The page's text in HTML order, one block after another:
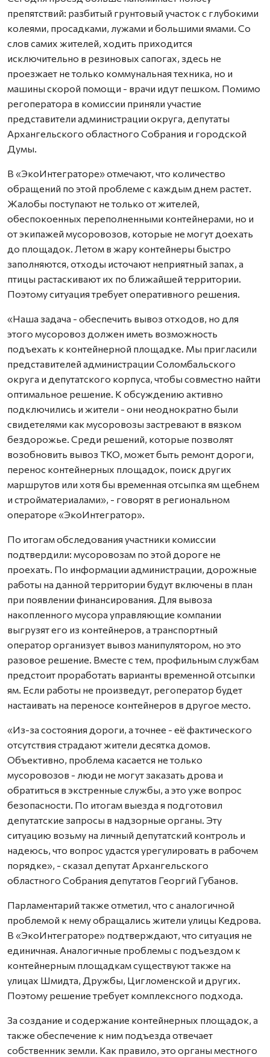
препятствий: разбитый грунтовый участок с глубокими
колеями, просадками, лужами и большими ямами. Со
слов самих жителей, ходить приходится
исключительно в резиновых сапогах, здесь не
проезжает не только коммунальная техника, но и
машины скорой помощи - врачи идут пешком. Помимо
регоператора в комиссии приняли участие
представители администрации округа, депутаты
Архангельского областного Собрания и городской
Думы.
В «ЭкоИнтеграторе» отмечают, что количество
обращений по этой проблеме с каждым днем растет.
Жалобы поступают не только от жителей,
обеспокоенных переполненными контейнерами, но и
от экипажей мусоровозов, которые не могут доехать
до площадок. Летом в жару контейнеры быстро
заполняются, отходы источают неприятный запах, а
птицы растаскивают их по ближайшей территории.
Поэтому ситуация требует оперативного решения.
«Наша задача - обеспечить вывоз отходов, но для
этого мусоровоз должен иметь возможность
подъехать к контейнерной площадке. Мы пригласили
представителей администрации Соломбальского
округа и депутатского корпуса, чтобы совместно найти
оптимальное решение. К обсуждению активно
подключились и жители - они неоднократно были
свидетелями как мусоровозы застревают в вязком
бездорожье. Среди решений, которые позволят
возобновить вывоз ТКО, может быть ремонт дороги,
перенос контейнерных площадок, поиск других
маршрутов или хотя бы временная отсыпка ям щебнем
и стройматериалами», - говорят в региональном
операторе «ЭкоИнтегратор».
По итогам обследования участники комиссии
подтвердили: мусоровозам по этой дороге не
проехать. По информации администрации, дорожные
работы на данной территории будут включены в план
при появлении финансирования. Для вывоза
накопленного мусора управляющие компании
выгрузят его из контейнеров, а транспортный
оператор организует вывоз манипулятором, но это
разовое решение. Вместе с тем, профильным службам
предстоит проработать варианты временной отсыпки
ям. Если работы не произведут, регоператор будет
настаивать на переносе контейнеров в другое место.
«Из-за состояния дороги, а точнее - её фактического
отсутствия страдают жители десятка домов.
Объективно, проблема касается не только
мусоровозов - люди не могут заказать дрова и
обратиться в экстренные службы, а это уже вопрос
безопасности. По итогам выезда я подготовил
депутатские запросы в надзорные органы. Эту
ситуацию возьму на личный депутатский контроль и
надеюсь, что вопрос удастся урегулировать в рабочем
порядке», - сказал депутат Архангельского
областного Собрания депутатов Георгий Губанов.
Парламентарий также отметил, что с аналогичной
проблемой к нему обращались жители улицы Кедрова.
В «ЭкоИнтеграторе» подтверждают, что ситуация не
единичная. Аналогичные проблемы с подъездом к
контейнерным площадкам существуют также на
улицах Шмидта, Дружбы, Цигломенской и других.
Поэтому решение требует комплексного подхода.
За создание и содержание контейнерных площадок, а
также обеспечение к ним подъезда отвечает
собственник земли. Как правило, это органы местного